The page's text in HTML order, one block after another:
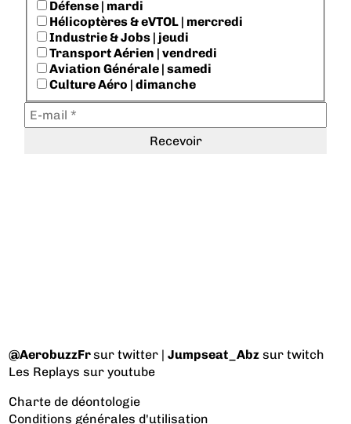
Défense | mardi
Hélicoptères & eVTOL | mercredi
Industrie & Jobs | jeudi
Transport Aérien | vendredi
Aviation Générale | samedi
Culture Aéro | dimanche
@AerobuzzFrsur twitter |Jumpseat_Abz sur twitch
Les Replays sur youtube
Charte de déontologie
Conditions générales d'utilisation